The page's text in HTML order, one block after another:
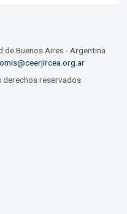
de Buenos Aires - Argentina
derechos reservados